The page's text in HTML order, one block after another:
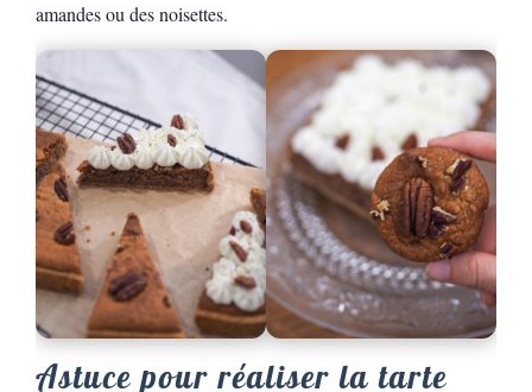
amandes ou des noisettes.
Astuce pour réaliser la tarte